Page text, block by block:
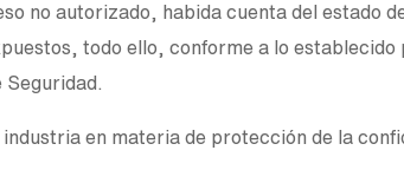
no autorizado, habida cuenta del estado
todo ello, conforme a lo
en materia de protección de la